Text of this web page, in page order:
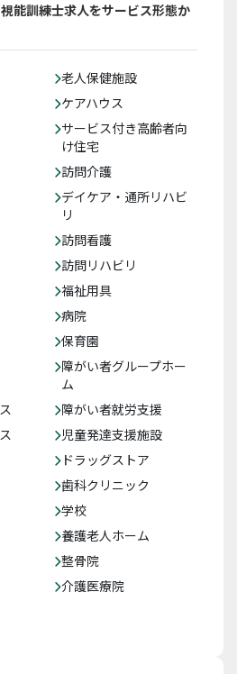
能訓練士求人をサービス形態か
老人保健施設
ケアハウス
サービス付き高齢者向
け住宅
訪問介護
デイケア・通所リハビ
リ
訪問看護
訪問リハビリ
福祉用具
病院
保育園
障がい者グループホー
ム
障がい者就労支援
児童発達支援施設
ドラッグストア
歯科クリニック
学校
養護老人ホーム
整骨院
介護医療院